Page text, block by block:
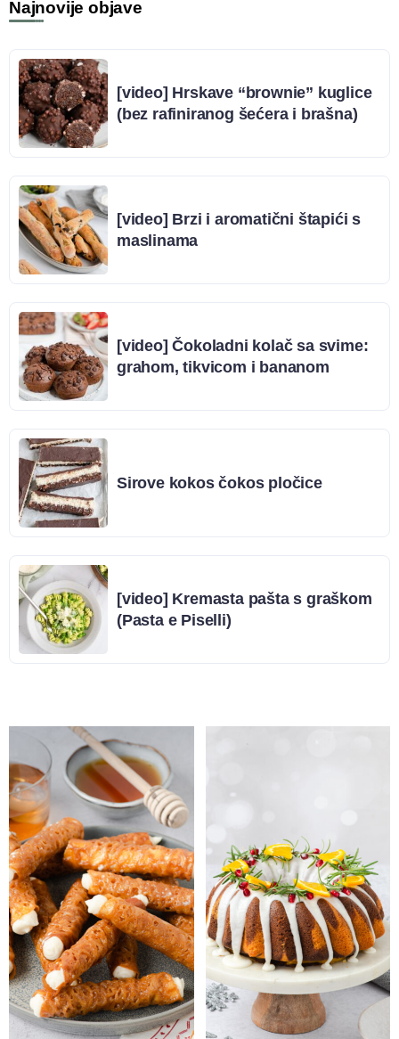
Najnovije objave
[video] Hrskave “brownie” kuglice
(bez rafiniranog šećera i brašna)
[video] Brzi i aromatični štapići s
maslinama
[video] Čokoladni kolač sa svime:
grahom, tikvicom i bananom
Sirove kokos čokos pločice
[video] Kremasta pašta s graškom
(Pasta e Piselli)